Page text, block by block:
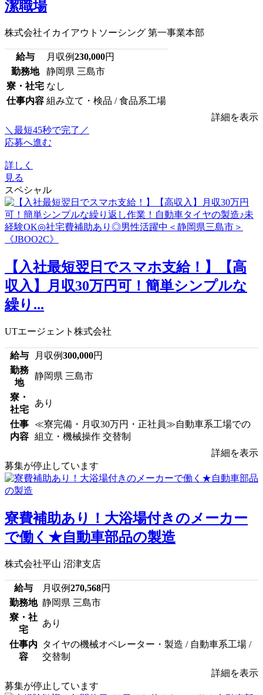
潔職場
株式会社イカイアウトソーシング 第一事業本部
給与 月収例230,000円
勤務地
静岡県 三島市
寮・社宅 なし
仕事内容 組み立て・検品 / 食品系工場
詳細を表示
＼最短45秒で完了／
応募へ進む
詳しく
見る
スペシャル
【入社最短翌日でスマホ支給！】【高
収入】月収30万円可！簡単シンプルな
繰り...
UTエージェント株式会社
給与 月収例300,000円
勤務
地
静岡県 三島市
寮・
社宅
あり
仕事
内容
≪寮完備・月収30万円・正社員≫自動車系工場での
組立・機械操作 交替制
詳細を表示
募集が停止しています
寮費補助あり！大浴場付きのメーカー
で働く★自動車部品の製造
株式会社平山 沼津支店
給与 月収例270,568円
勤務地 静岡県 三島市
寮・社
宅
あり
仕事内
容
タイヤの機械オペレーター・製造 / 自動車系工場 /
交替制
詳細を表示
募集が停止しています